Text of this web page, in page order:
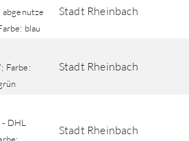
blau
Stadt Rheinbach
Farbe:
Stadt Rheinbach
DHL
Stadt Rheinbach